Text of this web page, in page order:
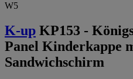
W5
K-up KP153 -
Panel Kinderkappe
Sandwichschirm